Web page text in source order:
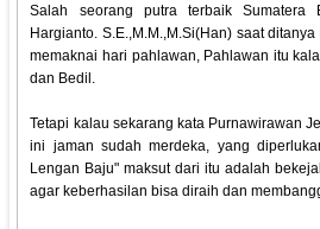
Salah seorang putra terbaik Sumatera
Hargianto. S.E.,M.M.,M.Si(Han) saat
memaknai hari pahlawan, Pahlawan itu
dan Bedil.
Tetapi kalau sekarang kata Purnawirawan
ini jaman sudah merdeka, yang
Lengan Baju" maksut dari itu adalah
agar keberhasilan bisa diraih dan